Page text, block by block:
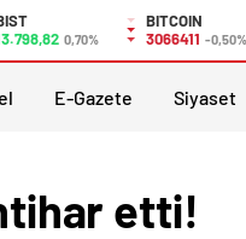
0,70%
BITCOIN
3066411 -0,50%
E-Gazete Siyaset
etti!